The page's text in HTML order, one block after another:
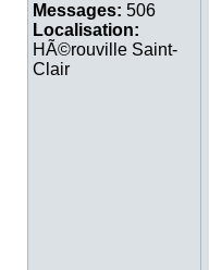
Messages: 506
Localisation:
HÃ©rouville Saint-
Clair